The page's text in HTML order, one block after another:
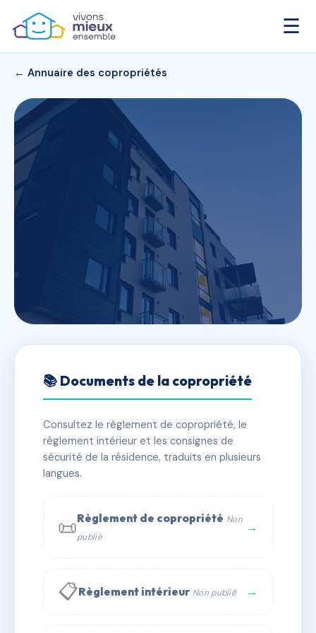
☰
← Annuaire des copropriétés
ALCANTARA
✓ Immatriculée 🏠 132 lots 🏗 1 bâtiment(s)
📞 Contacter Syndic Digital
📚 Documents de la copropriété
Consultez le règlement de copropriété, le
règlement intérieur et les consignes de
sécurité de la résidence, traduits en plusieurs
langues.
📜Règlement de copropriété Non
publié
→
📋Règlement intérieur Non publié →